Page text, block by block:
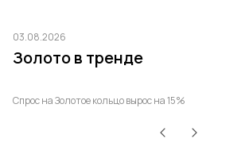
03.08.2026
Золото в тренде
Спрос на Золотое кольцо вырос на 15%